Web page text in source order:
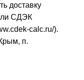
доставку
СДЭК
calc.ru/).
п.